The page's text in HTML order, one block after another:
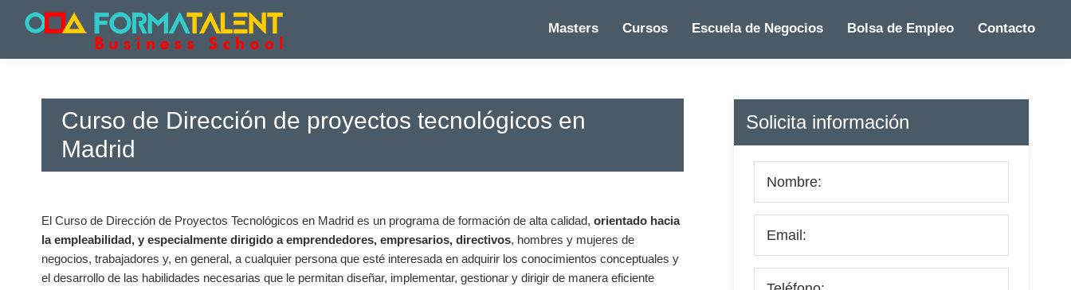
Cursos
Master
Madrid
Formatalent
Master
Masters Cursos Escuela de Negocios Bolsa de Empleo Contacto
Curso de Dirección de proyectos tecnológicos en
Madrid
El Curso de Dirección de Proyectos Tecnológicos en Madrid es un programa de formación de alta calidad, orientado hacia
la empleabilidad, y especialmente dirigido a emprendedores, empresarios, directivos, hombres y mujeres de
negocios, trabajadores y, en general, a cualquier persona que esté interesada en adquirir los conocimientos conceptuales y
el desarrollo de las habilidades necesarias que le permitan diseñar, implementar, gestionar y dirigir de manera eficiente
Barra
lateral
principal
Solicita información